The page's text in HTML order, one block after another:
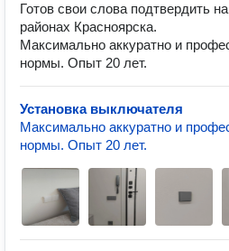
Готов свои слова подтвердить
районах Красноярска.
Максимально аккуратно и
нормы. Опыт 20 лет.
Установка выключателя
Максимально аккуратно и
нормы. Опыт 20 лет.